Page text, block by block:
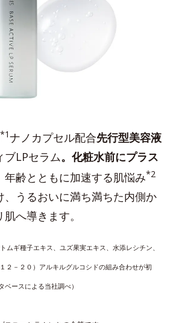
*1ナノカプセル配合先行型美容液
ブLPセラム。化粧水前にプラス
年齢とともに加速する肌悩み*2
、うるおいに満ち満ちた内側か
へ導きます。
ムギ種子エキス、ユズ果実エキス、水添レシチン、
２－２０）アルキルグルコシドの組み合わせが初
ベースによる当社調べ）